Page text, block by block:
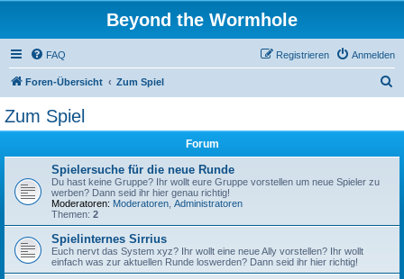
Beyond the Wormhole
FAQ Anmelden
Registrieren
Foren-Übersicht Zum Spiel
Zum Spiel
Forum
Spielersuche für die neue Runde
Du hast keine Gruppe? Ihr wollt eure Gruppe vorstellen um neue Spieler zu
werben? Dann seid ihr hier genau richtig!
Moderatoren: Moderatoren Administratoren
Themen: 2
Spielinternes Sirrius
Euch nervt das System xyz? Ihr wollt eine neue Ally vorstellen? Ihr wollt
einfach was zur aktuellen Runde loswerden? Dann seid ihr hier richtig!